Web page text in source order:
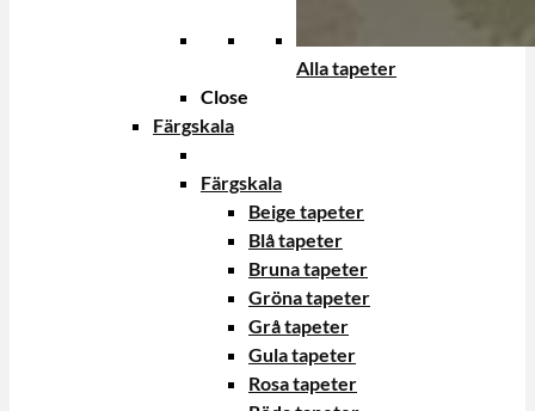
Alla tapeter
Close
Färgskala
Färgskala
Beige tapeter
Blå tapeter
Bruna tapeter
Gröna tapeter
Grå tapeter
Gula tapeter
Rosa tapeter